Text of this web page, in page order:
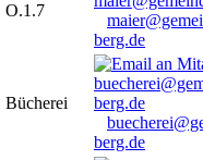
O.1.7
berg.de
Bücherei
berg.de